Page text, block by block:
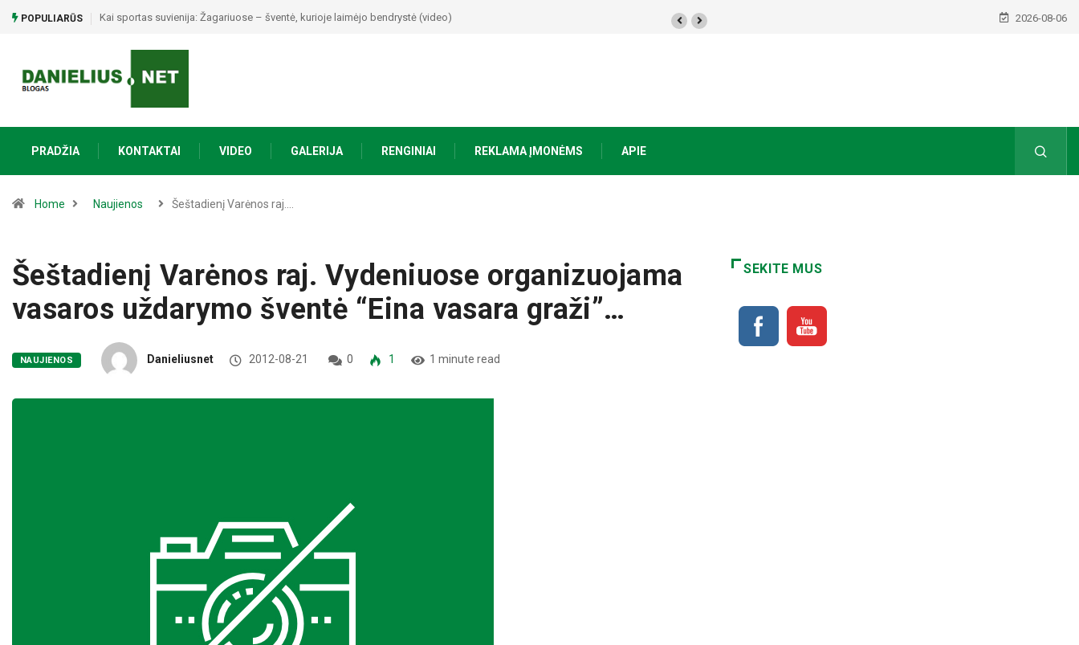
POPULIARŪS Rugpjūčio 8 d. Ąžuolinių kaime – vasaros šventė „Susitikime Ąžuoliniuose“ 2026-08-06
PRADŽIA KONTAKTAI VIDEO GALERIJA RENGINIAI REKLAMA ĮMONĖMS APIE
Home Naujienos Šeštadienį Varėnos raj.…
Šeštadienį Varėnos raj. Vydeniuose organizuojama
vasaros uždarymo šventė “Eina vasara graži”…
NAUJIENOS Danieliusnet 2012-08-21 0 1 1 minute read
SEKITE MUS